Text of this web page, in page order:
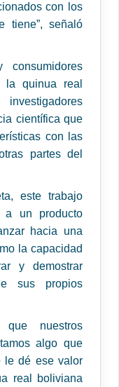
con los
tiene”, señaló
consumidores
la quinua real
científica que
con las
partes del
este trabajo
a un producto
hacia una
la capacidad
y demostrar
sus propios
que nuestros
algo que
le dé ese valor
real boliviana